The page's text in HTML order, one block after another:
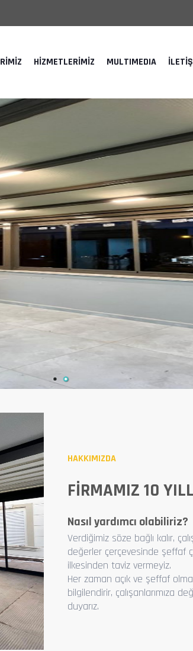
HIZMETLERIMIZ MULTIMEDIA
HAKKIMIZDA
FIRMAMIZ 10
Nasıl yardımcı olabiliriz?
Verdiğimiz söze bağlı kalır,
değerler çerçevesinde şeffaf
ilkesinden taviz vermeyiz.
Her zaman açık ve şeffaf
bilgilendirir, çalışanlarımıza
duyarız.